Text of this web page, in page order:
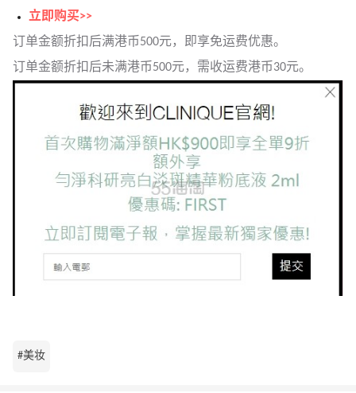
立即购买>>
订单金额折扣后满港币500元，即享免运费优惠。
订单金额折扣后未满港币500元，需收运费港币30元。
#美妆